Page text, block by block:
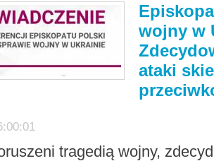
wojny w
ataki
tragedią wojny,